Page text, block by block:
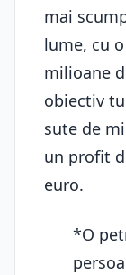
mai
lume, cu
milioane
obiectiv
sute de
un profit
euro.
*O